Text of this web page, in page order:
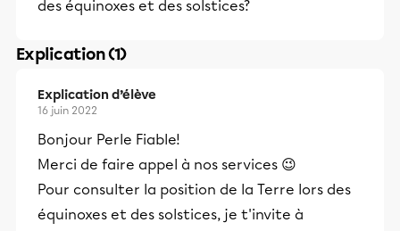
des équinoxes et des solstices?
Explication (1)
Explication d’élève
16 juin 2022
Bonjour Perle Fiable!
Merci de faire appel à nos services 😉
Pour consulter la position de la Terre lors des
équinoxes et des solstices, je t'invite à